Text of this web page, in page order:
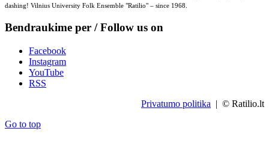
dashing! Vilnius University Folk Ensemble "Ratilio" – since 1968.
Bendraukime per / Follow us on
Facebook
Instagram
YouTube
RSS
Privatumo politika | © Ratilio.lt
Go to top